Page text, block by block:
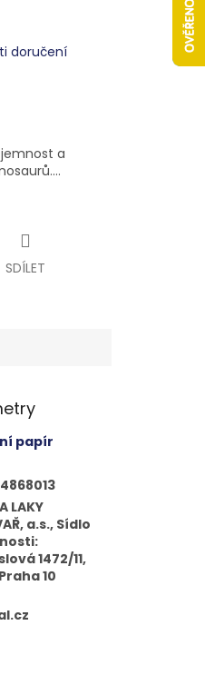
doručení
a
SDÍLET
papír
LAKY
a.s., Sídlo
1472/11,
10